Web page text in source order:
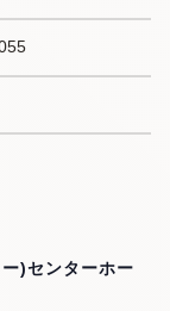
)センターホー